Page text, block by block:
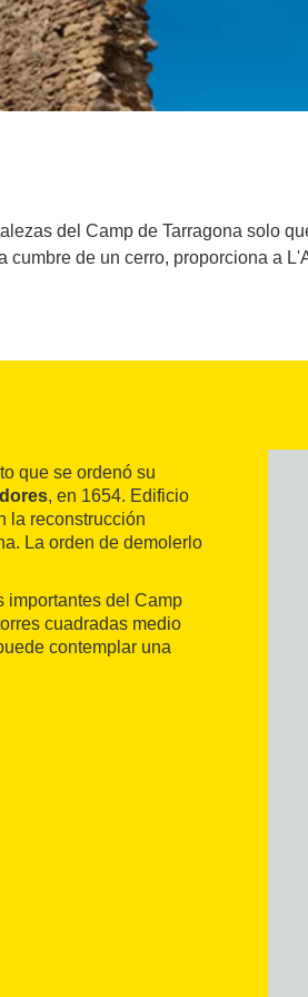
del Camp de Tarragona solo
cumbre de un cerro, proporciona a
que se ordenó su
, en 1654. Edificio
la reconstrucción
La orden de demolerlo
importantes del Camp
cuadradas medio
contemplar una